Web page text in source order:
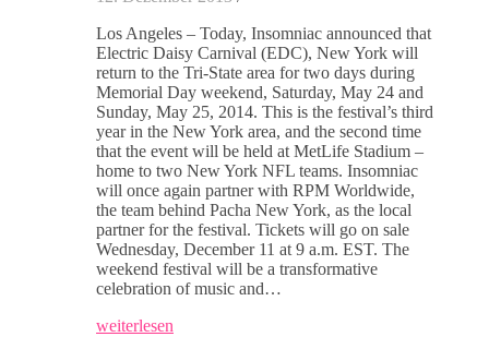
Los Angeles – Today, Insomniac announced that
Electric Daisy Carnival (EDC), New York will
return to the Tri-State area for two days during
Memorial Day weekend, Saturday, May 24 and
Sunday, May 25, 2014. This is the festival’s third
year in the New York area, and the second time
that the event will be held at MetLife Stadium –
home to two New York NFL teams. Insomniac
will once again partner with RPM Worldwide,
the team behind Pacha New York, as the local
partner for the festival. Tickets will go on sale
Wednesday, December 11 at 9 a.m. EST. The
weekend festival will be a transformative
celebration of music and…
weiterlesen